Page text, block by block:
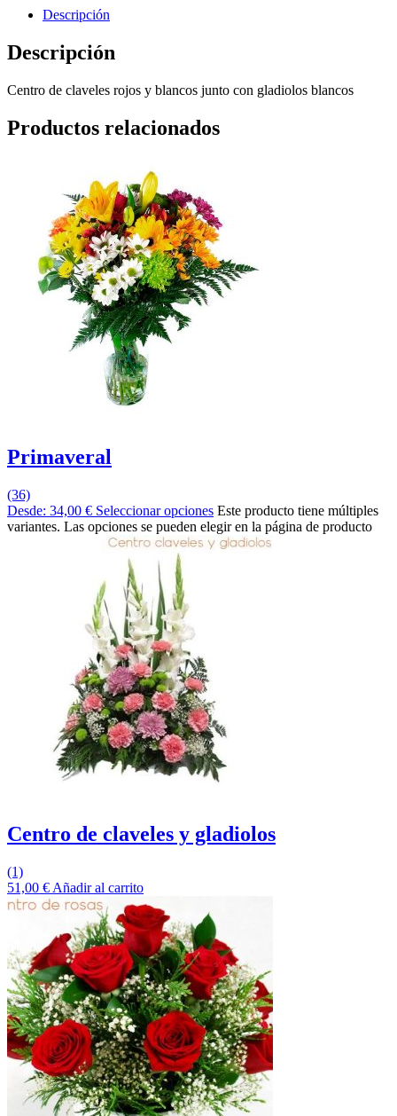
Descripción
Descripción
Centro de claveles rojos y blancos junto con gladiolos blancos
Productos relacionados
Primaveral
(36)
Desde: 34,00 € Seleccionar opciones Este producto tiene múltiples
variantes. Las opciones se pueden elegir en la página de producto
Centro de claveles y gladiolos
(1)
51,00 € Añadir al carrito